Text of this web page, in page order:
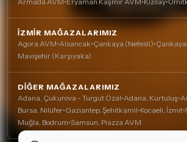
İZMIR MAĞAZALARIMIZ
Agora AVM•Alsancak•Çankaya (Nefesli)•Çankaya
Mavişehir (Karşıyaka)
DIĞER MAĞAZALARIMIZ
Adana, Çukurova - Turgut Özal•Adana, Kurtuluş•
Bursa, Nilüfer•Gaziantep, Şehitkamil•Kocaeli, İzmit•
Muğla, Bodrum•Samsun, Piazza AVM